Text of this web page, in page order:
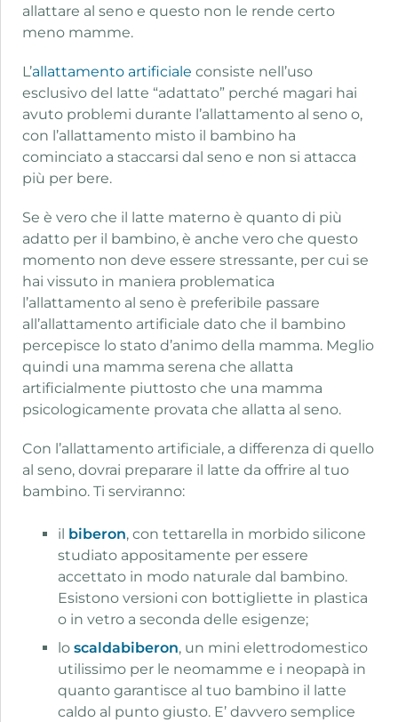
allattare al seno e questo non le rende certo
meno mamme.
L’allattamento artificiale consiste nell’uso
esclusivo del latte “adattato” perché magari hai
avuto problemi durante l’allattamento al seno o,
con l’allattamento misto il bambino ha
cominciato a staccarsi dal seno e non si attacca
più per bere.
Se è vero che il latte materno è quanto di più
adatto per il bambino, è anche vero che questo
momento non deve essere stressante, per cui se
hai vissuto in maniera problematica
l’allattamento al seno è preferibile passare
all’allattamento artificiale dato che il bambino
percepisce lo stato d’animo della mamma. Meglio
quindi una mamma serena che allatta
artificialmente piuttosto che una mamma
psicologicamente provata che allatta al seno.
Con l’allattamento artificiale, a differenza di quello
al seno, dovrai preparare il latte da offrire al tuo
bambino. Ti serviranno:
il biberon, con tettarella in morbido silicone
studiato appositamente per essere
accettato in modo naturale dal bambino.
Esistono versioni con bottigliette in plastica
o in vetro a seconda delle esigenze;
lo scaldabiberon, un mini elettrodomestico
utilissimo per le neomamme e i neopapà in
quanto garantisce al tuo bambino il latte
caldo al punto giusto. E’ davvero semplice